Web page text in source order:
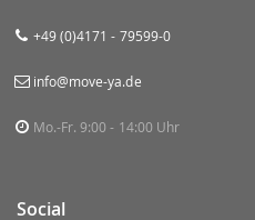
+49 (0)4171 - 79599-0
info@move-ya.de
Mo.-Fr. 9:00 - 14:00 Uhr
Social